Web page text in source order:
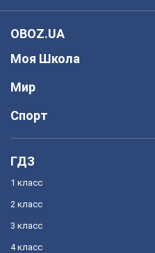
OBOZ.UA
Моя Школа
Мир
Спорт
ГДЗ
1 класс
2 класс
3 класс
4 класс